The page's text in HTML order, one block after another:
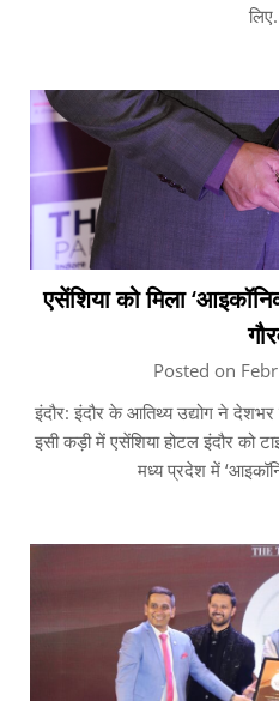
एसेंशिया को मिला
Posted on
इंदौर: इंदौर के आतिथ्य उद्योग ने
इसी कड़ी में एसेंशिया होटल इंदौर को
मध्य प्रदेश में